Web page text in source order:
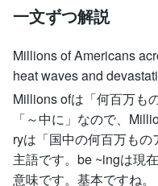
一文ずつ解説
Millions of Americans
heat waves and
Millions ofは「何百万も
「～中に」なので、
ryは「国中の何百万も
主語です。be ~ingは現
意味です。基本ですね。